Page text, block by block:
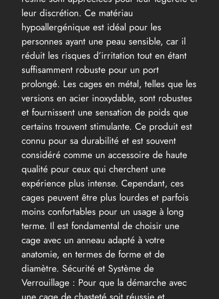
leur discrétion. Ce matériau
hypoallergénique est idéal pour les
personnes ayant une peau sensible, car il
réduit les risques d’irritation tout en étant
suffisamment robuste pour un port
prolongé. Les cages en métal, telles que les
versions en acier inoxydable, sont robustes
et fournissent une sensation de poids que
certains trouvent stimulante. Ce produit est
connu pour sa durabilité et est souvent
considéré comme un accessoire de haute
qualité pour ceux qui cherchent une
expérience plus intense. Cependant, ces
cages peuvent être plus lourdes et parfois
moins confortables pour un usage à long
terme. Il est fondamental de choisir une
cage avec un anneau adapté à votre
anatomie, en termes de forme et de
diamètre. Sécurité et Système de
Verrouillage : Pour que la démarche avec